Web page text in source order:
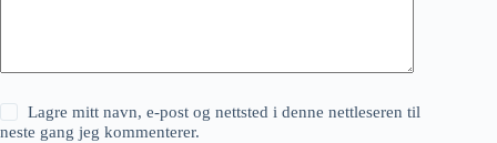
Lagre mitt navn, e-post og nettsted i denne nettleseren til
neste gang jeg kommenterer.